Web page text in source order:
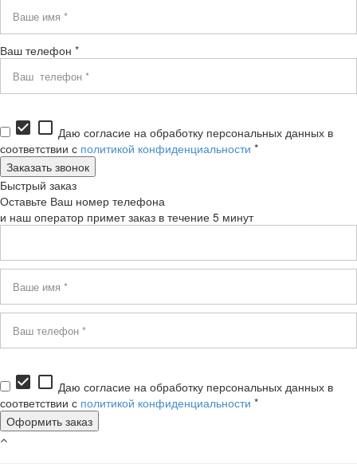
Ваш телефон *
check_box check_box_outline_blank Даю согласие на обработку персональных данных в
соответствии с политикой конфиденциальности *
Быстрый заказ
Оставьте Ваш номер телефона
и наш оператор примет заказ в течение 5 минут
check_box check_box_outline_blank Даю согласие на обработку персональных данных в
соответствии с политикой конфиденциальности *